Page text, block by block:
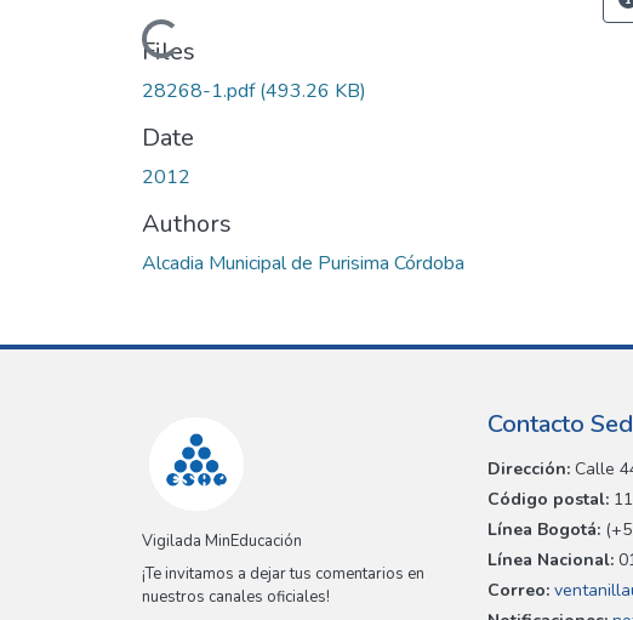
Loading...
Files
28268-1.pdf(493.26 KB)
Date
2012
Authors
Alcadia Municipal de Purisima Córdoba
Vigilada MinEducación
¡Te invitamos a dejar tus comentarios en
nuestros canales oficiales!
Contacto
Dirección: Calle
Código postal:
Línea Bogotá:
Línea Nacional:
Correo: